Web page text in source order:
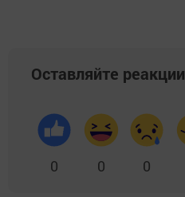
Оставляйте реакции
0 0 0